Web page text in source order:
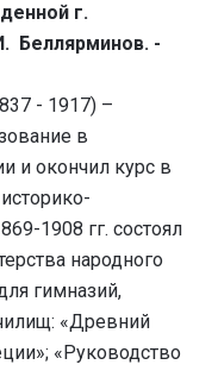
г.
Беллярминов. -
- 1917) –
в
и окончил курс в
1908 гг. состоял
народного
гимназий,
«Древний
«Руководство